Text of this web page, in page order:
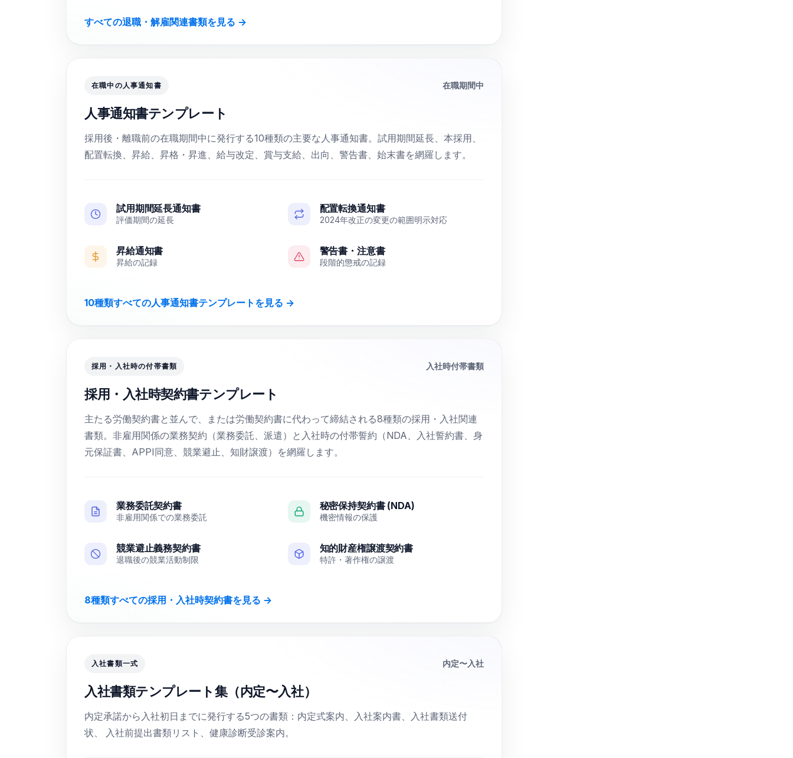
すべての退職・解雇関連書類を見る →
在職中の人事通知書 在職期間中
人事通知書テンプレート
採用後・離職前の在職期間中に発行する10種類の主要な人事通知書。試用期間延長、本採用、
配置転換、昇給、昇格・昇進、給与改定、賞与支給、出向、警告書、始末書を網羅します。
試用期間延長通知書
評価期間の延長
配置転換通知書
2024年改正の変更の範囲明示対応
昇給通知書
昇給の記録
警告書・注意書
段階的懲戒の記録
10種類すべての人事通知書テンプレートを見る →
採用・入社時の付帯書類 入社時付帯書類
採用・入社時契約書テンプレート
主たる労働契約書と並んで、または労働契約書に代わって締結される8種類の採用・入社関連
書類。非雇用関係の業務契約（業務委託、派遣）と入社時の付帯誓約（NDA、入社誓約書、身
元保証書、APPI同意、競業避止、知財譲渡）を網羅します。
業務委託契約書
非雇用関係での業務委託
秘密保持契約書 (NDA)
機密情報の保護
競業避止義務契約書
退職後の競業活動制限
知的財産権譲渡契約書
特許・著作権の譲渡
8種類すべての採用・入社時契約書を見る →
入社書類一式 内定〜入社
入社書類テンプレート集（内定〜入社）
内定承諾から入社初日までに発行する5つの書類：内定式案内、入社案内書、入社書類送付
状、 入社前提出書類リスト、健康診断受診案内。